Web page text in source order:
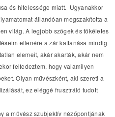
és hitelessége miatt. Ugyanakkor
állandóan megszakította a
világ. A legjobb szögek és tökéletes
ellenére a zár kattanása mindig
elemeit, akár akarták, akár nem
felfedeztem, hogy valamilyen
Olyan művészként, aki szereti a
ez eléggé frusztráló tudott
a művész szubjektív nézőpontjának